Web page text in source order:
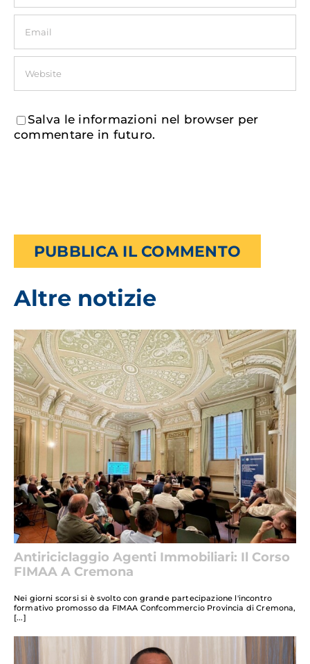
Salva le informazioni nel browser per
commentare in futuro.
Altre notizie
Antiriciclaggio Agenti Immobiliari: Il Corso
FIMAA A Cremona
Nei giorni scorsi si è svolto con grande partecipazione l'incontro
formativo promosso da FIMAA Confcommercio Provincia di Cremona,